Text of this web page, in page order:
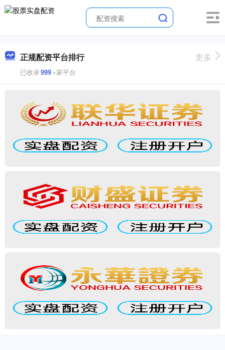
正规配资平台排行
已收录999+家平台
更多